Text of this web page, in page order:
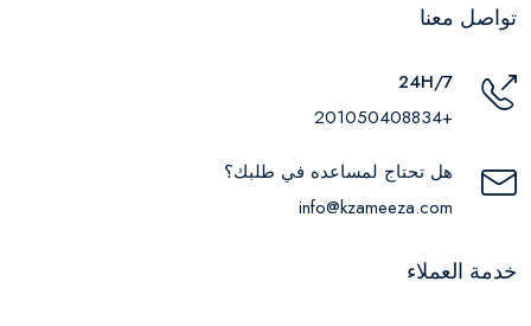
تواصل معنا
24H/7
+201050408834
هل تحتاج لمساعده في طلبك؟
info@kzameeza.com
خدمة العملاء